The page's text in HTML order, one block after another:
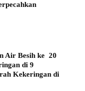
Air Besih ke 20
di 9
Kekeringan di